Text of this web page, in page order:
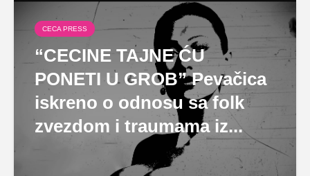
CECA PRESS
“CECINE TAJNE ĆU
PONETI U GROB” Pevačica
iskreno o odnosu sa folk
zvezdom i traumama iz...